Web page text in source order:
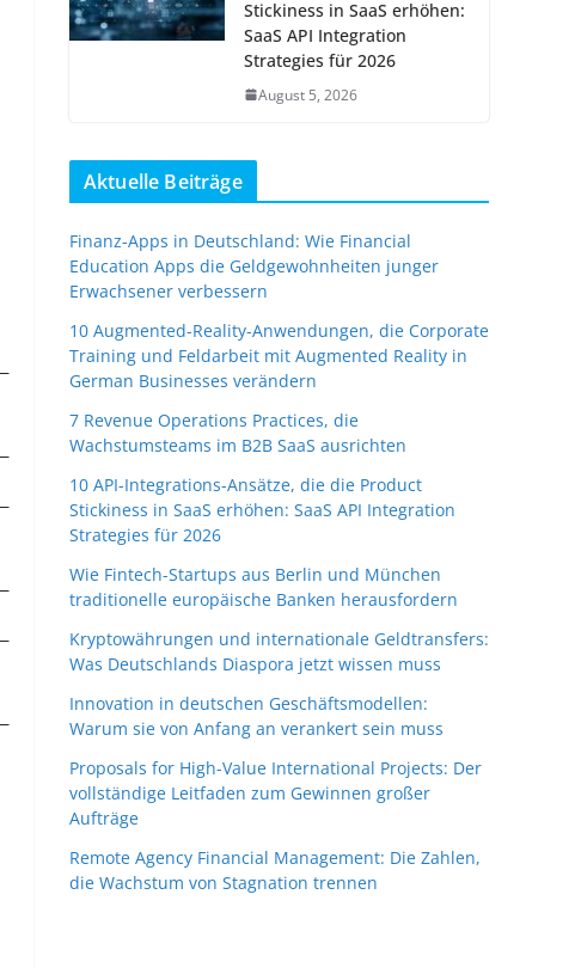
Stickiness in SaaS erhöhen:
SaaS API Integration
Strategies für 2026
August 5, 2026
Aktuelle Beiträge
Finanz-Apps in Deutschland: Wie Financial
Education Apps die Geldgewohnheiten junger
Erwachsener verbessern
10 Augmented-Reality-Anwendungen, die Corporate
Training und Feldarbeit mit Augmented Reality in
German Businesses verändern
7 Revenue Operations Practices, die
Wachstumsteams im B2B SaaS ausrichten
10 API-Integrations-Ansätze, die die Product
Stickiness in SaaS erhöhen: SaaS API Integration
Strategies für 2026
Wie Fintech-Startups aus Berlin und München
traditionelle europäische Banken herausfordern
Kryptowährungen und internationale Geldtransfers:
Was Deutschlands Diaspora jetzt wissen muss
Innovation in deutschen Geschäftsmodellen:
Warum sie von Anfang an verankert sein muss
Proposals for High-Value International Projects: Der
vollständige Leitfaden zum Gewinnen großer
Aufträge
Remote Agency Financial Management: Die Zahlen,
die Wachstum von Stagnation trennen